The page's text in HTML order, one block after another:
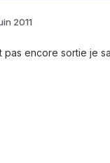
2011
pas encore sortie je